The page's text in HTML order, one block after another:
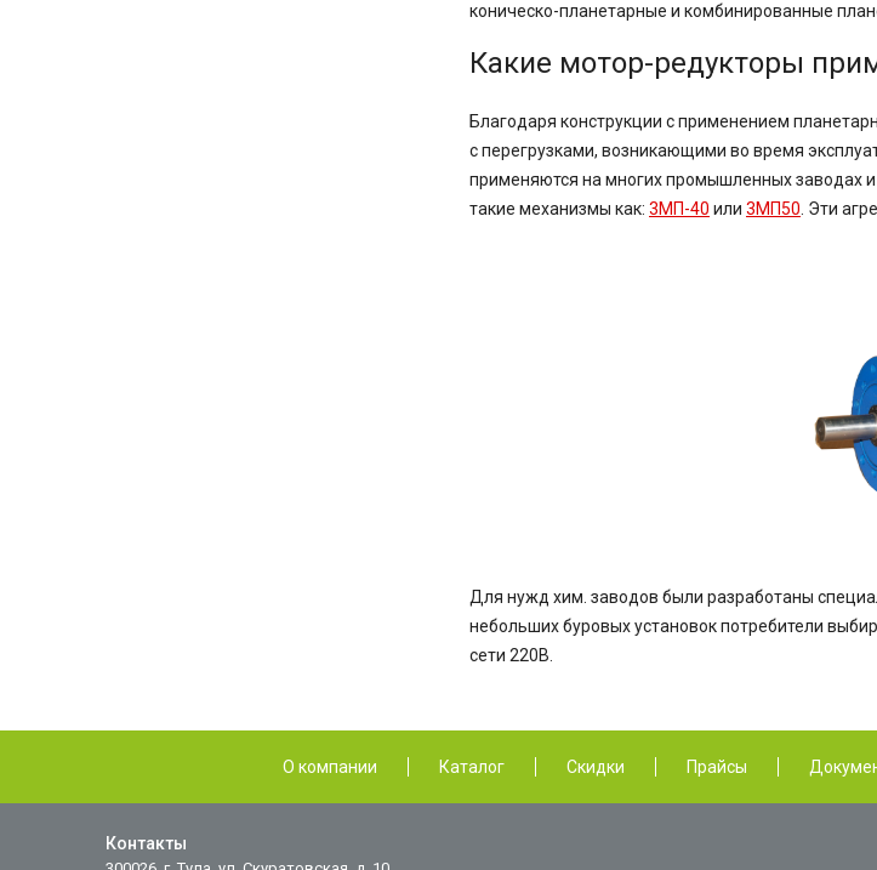
коническо-планетарные и комбинированные
Какие мотор-редукторы
Благодаря конструкции с применением
сперегрузками, возникающими во время
применяются на многих промышленных заводах
такие механизмы как: 3МП-40 или 3МП50 . Эти
Для нужд хим. заводов были разработаны
небольших буровых установок потребители
сети 220В
О компании Каталог Скидки Прайсы
Контакты